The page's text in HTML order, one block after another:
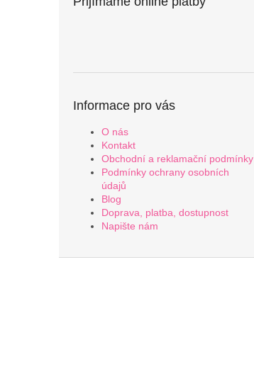
Informace pro vás
O nás
Kontakt
Obchodní a reklamační podmínky
Podmínky ochrany osobních
údajů
Blog
Doprava, platba, dostupnost
Napište nám